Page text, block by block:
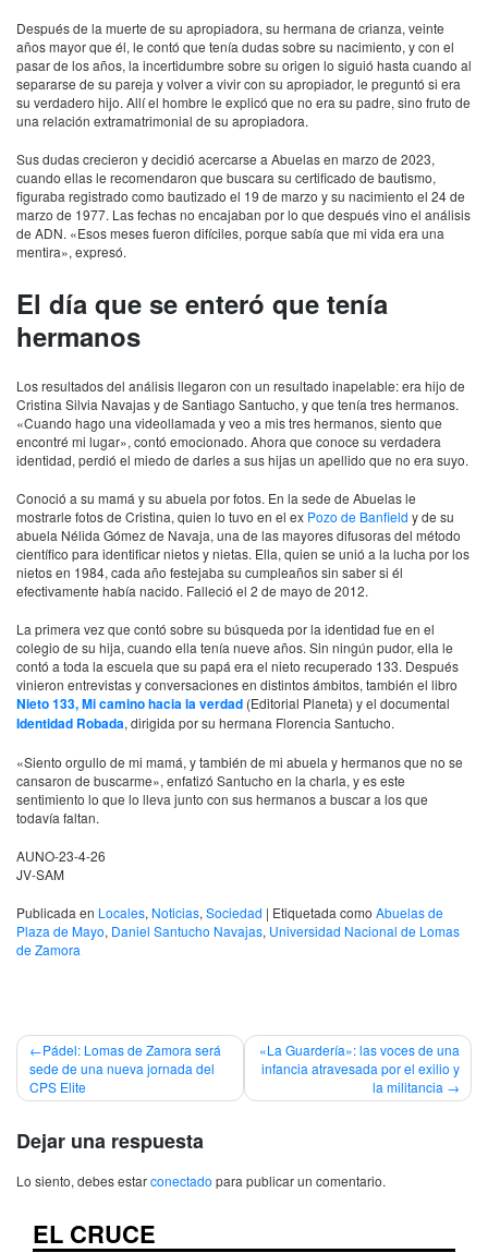
Después de la muerte de su apropiadora, su hermana de crianza, veinte
años mayor que él, le contó que tenía dudas sobre su nacimiento, y con el
pasar de los años, la incertidumbre sobre su origen lo siguió hasta cuando al
separarse de su pareja y volver a vivir con su apropiador, le preguntó si era
su verdadero hijo. Allí el hombre le explicó que no era su padre, sino fruto de
una relación extramatrimonial de su apropiadora.
Sus dudas crecieron y decidió acercarse a Abuelas en marzo de 2023,
cuando ellas le recomendaron que buscara su certificado de bautismo,
figuraba registrado como bautizado el 19 de marzo y su nacimiento el 24 de
marzo de 1977. Las fechas no encajaban por lo que después vino el análisis
de ADN. «Esos meses fueron difíciles, porque sabía que mi vida era una
mentira», expresó.
El día que se enteró que tenía
hermanos
Los resultados del análisis llegaron con un resultado inapelable: era hijo de
Cristina Silvia Navajas y de Santiago Santucho, y que tenía tres hermanos.
«Cuando hago una videollamada y veo a mis tres hermanos, siento que
encontré mi lugar», contó emocionado. Ahora que conoce su verdadera
identidad, perdió el miedo de darles a sus hijas un apellido que no era suyo.
Conoció a su mamá y su abuela por fotos. En la sede de Abuelas le
mostrarle fotos de Cristina, quien lo tuvo en el ex Pozo de Banfield y de su
abuela Nélida Gómez de Navaja, una de las mayores difusoras del método
científico para identificar nietos y nietas. Ella, quien se unió a la lucha por los
nietos en 1984, cada año festejaba su cumpleaños sin saber si él
efectivamente había nacido. Falleció el 2 de mayo de 2012.
La primera vez que contó sobre su búsqueda por la identidad fue en el
colegio de su hija, cuando ella tenía nueve años. Sin ningún pudor, ella le
contó a toda la escuela que su papá era el nieto recuperado 133. Después
vinieron entrevistas y conversaciones en distintos ámbitos, también el libro
Nieto 133, Mi camino hacia la verdad (Editorial Planeta) y el documental
Identidad Robada, dirigida por su hermana Florencia Santucho.
«Siento orgullo de mi mamá, y también de mi abuela y hermanos que no se
cansaron de buscarme», enfatizó Santucho en la charla, y es este
sentimiento lo que lo lleva junto con sus hermanos a buscar a los que
todavía faltan.
AUNO-23-4-26
JV-SAM
Publicada en Locales, Noticias, Sociedad | Etiquetada como Abuelas de
Plaza de Mayo, Daniel Santucho Navajas, Universidad Nacional de Lomas
de Zamora
Navegación
de
Pádel: Lomas de Zamora será
sede de una nueva jornada del
CPS Elite
«La Guardería»: las voces de una
infancia atravesada por el exilio y
la militancia
Dejar una respuesta
Lo siento, debes estarconectado para publicar un comentario.
EL CRUCE